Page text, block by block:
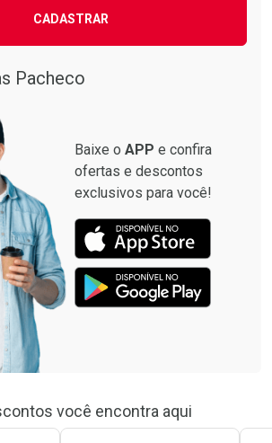
CADASTRAR
Pacheco
Baixe o APP e confira
ofertas e descontos
exclusivos para você!
você encontra aqui